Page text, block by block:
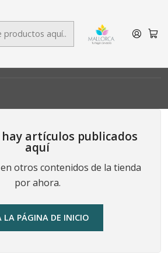
Inicio Blog
artículos publicados
aquí
otros contenidos de la tienda
por ahora.
LA PÁGINA DE INICIO